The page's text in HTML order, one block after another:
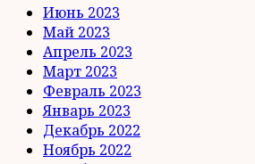
Июнь 2023
Май 2023
Апрель 2023
Март 2023
Февраль 2023
Январь 2023
Декабрь 2022
Ноябрь 2022